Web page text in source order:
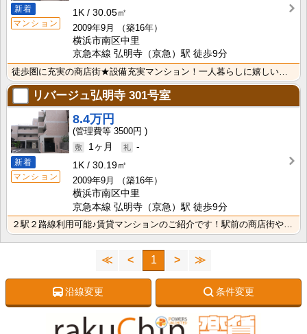
新着
マンション
1K
30.05㎡
2009年9月
（築16年）
横浜市南区中里
京急本線 弘明寺（京急）駅 徒歩9分
徒歩圏に充実の商店街★設備充実マンション！一人暮らしに嬉しいバストイレ別、独立洗面台、たっぷり収納が･･･
リバージュ弘明寺 301号室
新着
マンション
8.4万円
3500円
1ヶ月
-
1K
30.19㎡
2009年9月
（築16年）
横浜市南区中里
京急本線 弘明寺（京急）駅 徒歩9分
２駅２路線利用可能♪賃貸マンションのご紹介です！駅前の商店街や近隣のスーパー・コンビニでお買い物楽々･･･
≪ < 1 > ≫
沿線変更 条件変更